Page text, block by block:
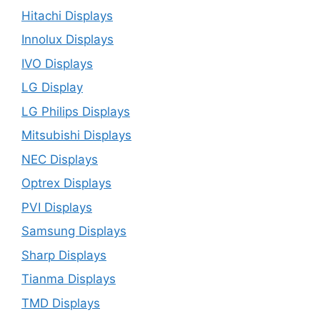
Hitachi Displays
Innolux Displays
IVO Displays
LG Display
LG Philips Displays
Mitsubishi Displays
NEC Displays
Optrex Displays
PVI Displays
Samsung Displays
Sharp Displays
Tianma Displays
TMD Displays